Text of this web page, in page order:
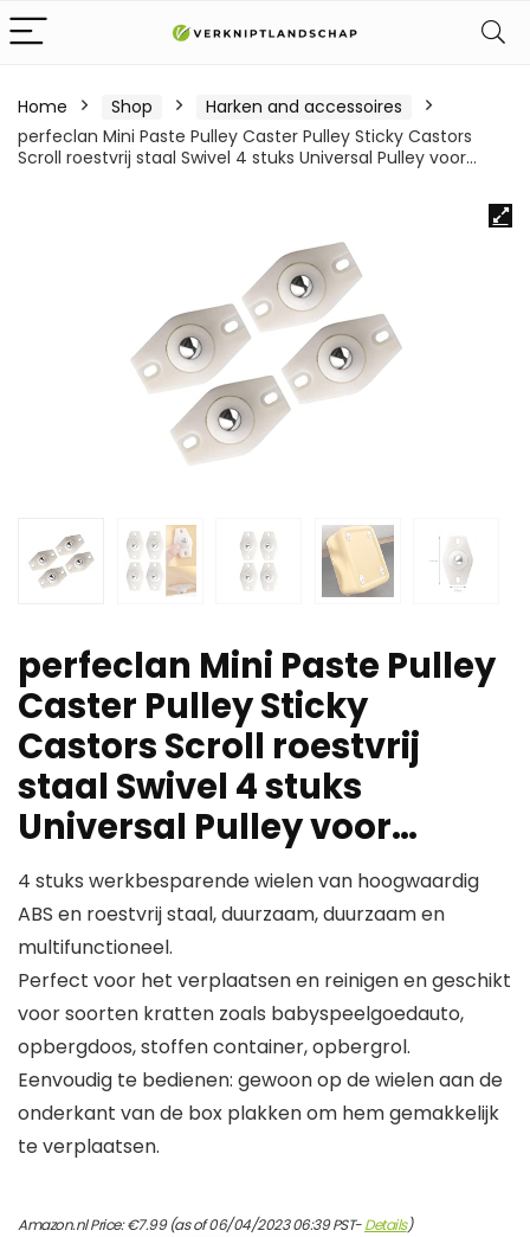
Home Shop
Harken and accessoires
perfeclan Mini Paste Pulley Caster Pulley Sticky Castors
Scroll roestvrij staal Swivel 4 stuks Universal Pulley voor…
perfeclan Mini Paste Pulley
Caster Pulley Sticky
Castors Scroll roestvrij
staal Swivel 4 stuks
Universal Pulley voor…
4 stuks werkbesparende wielen van hoogwaardig
ABS en roestvrij staal, duurzaam, duurzaam en
multifunctioneel.
Perfect voor het verplaatsen en reinigen en geschikt
voor soorten kratten zoals babyspeelgoedauto,
opbergdoos, stoffen container, opbergrol.
Eenvoudig te bedienen: gewoon op de wielen aan de
onderkant van de box plakken om hem gemakkelijk
te verplaatsen.
Amazon.nl Price:€7.99(as of 06/04/2023 06:39 PST-Details)